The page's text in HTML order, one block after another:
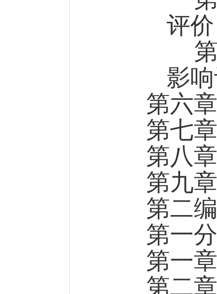
评价
第
影
第六
第七
第八
第九
第二
第
第一
第二